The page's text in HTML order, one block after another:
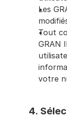
Les
Tout
GRAN
votre
4.